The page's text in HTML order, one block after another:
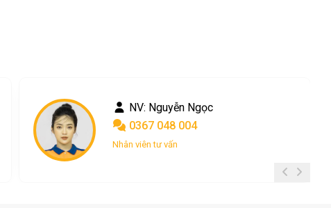
NV: Phong le
0901 775 778
Chăm sóc khách hàng